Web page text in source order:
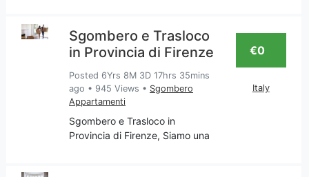
Falegnameria. La nostra
impresa è attenta al traslocare
tutto ciò che non ti
Sgombero e Trasloco
in Provincia di Firenze
Posted 6Yrs 8M 3D 17hrs 35mins
ago • 945 Views • Sgombero
Appartamenti
Sgombero e Trasloco in
Provincia di Firenze, Siamo una
€0
Italy